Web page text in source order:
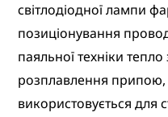
світлодіодної лампи
позиціонування
паяльної техніки
розплавлення припою,
використовується для